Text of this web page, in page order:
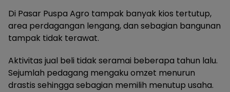
Di Pasar Puspa Agro tampak banyak kios tertutup,
area perdagangan lengang, dan sebagian bangunan
tampak tidak terawat.
Aktivitas jual beli tidak seramai beberapa tahun lalu.
Sejumlah pedagang mengaku omzet menurun
drastis sehingga sebagian memilih menutup usaha.